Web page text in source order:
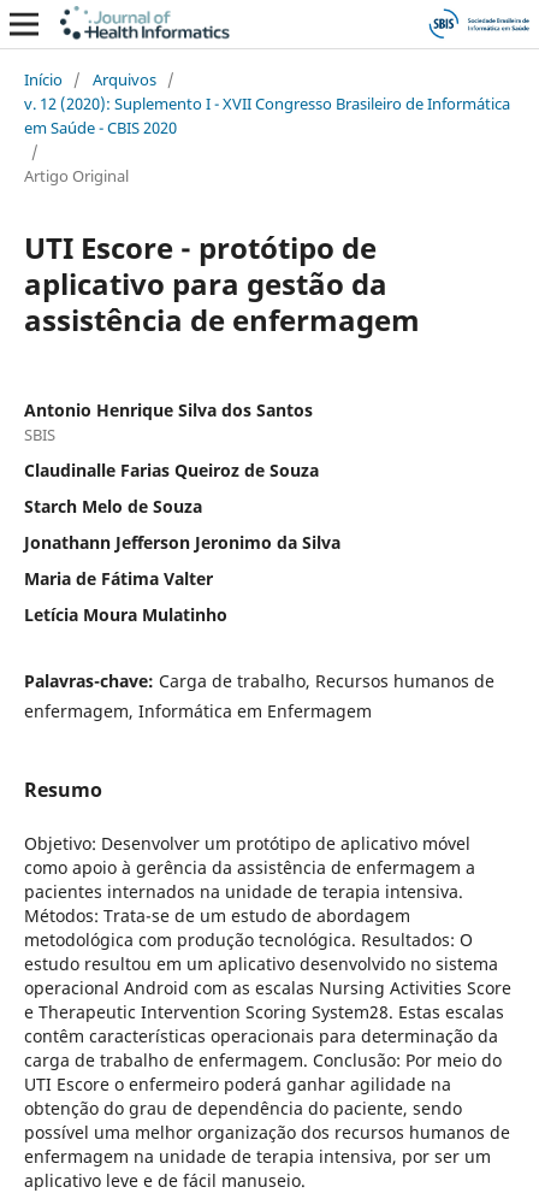
Início / Arquivos /
v. 12 (2020): Suplemento I - XVII Congresso Brasileiro de Informática
em Saúde - CBIS 2020
/
Artigo Original
UTI Escore - protótipo de
aplicativo para gestão da
assistência de enfermagem
Antonio Henrique Silva dos Santos
SBIS
Claudinalle Farias Queiroz de Souza
Starch Melo de Souza
Jonathann Jefferson Jeronimo da Silva
Maria de Fátima Valter
Letícia Moura Mulatinho
Palavras-chave: Carga de trabalho, Recursos humanos de
enfermagem, Informática em Enfermagem
Resumo
Objetivo: Desenvolver um protótipo de aplicativo móvel
como apoio à gerência da assistência de enfermagem a
pacientes internados na unidade de terapia intensiva.
Métodos: Trata-se de um estudo de abordagem
metodológica com produção tecnológica. Resultados: O
estudo resultou em um aplicativo desenvolvido no sistema
operacional Android com as escalas Nursing Activities Score
e Therapeutic Intervention Scoring System28. Estas escalas
contêm características operacionais para determinação da
carga de trabalho de enfermagem. Conclusão: Por meio do
UTI Escore o enfermeiro poderá ganhar agilidade na
obtenção do grau de dependência do paciente, sendo
possível uma melhor organização dos recursos humanos de
enfermagem na unidade de terapia intensiva, por ser um
aplicativo leve e de fácil manuseio.